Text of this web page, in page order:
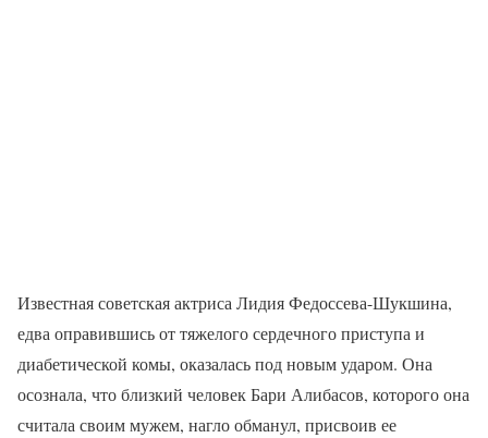
Известная советская актриса Лидия Федоссева-Шукшина,
едва оправившись от тяжелого сердечного приступа и
диабетической комы, оказалась под новым ударом. Она
осознала, что близкий человек Бари Алибасов, которого она
считала своим мужем, нагло обманул, присвоив ее